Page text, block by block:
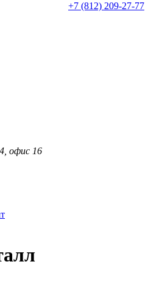
+7 (812) 209-27-77
офис 16